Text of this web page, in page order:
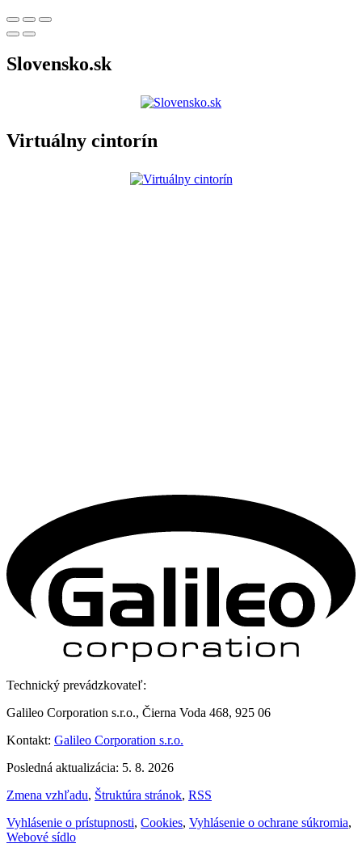
Slovensko.sk
Virtuálny cintorín
Technický prevádzkovateľ:
Galileo Corporation s.r.o., Čierna Voda 468, 925 06
Kontakt: Galileo Corporation s.r.o.
Posledná aktualizácia: 5. 8. 2026
Zmena vzhľadu, Štruktúra stránok, RSS
Vyhlásenie o prístupnosti, Cookies, Vyhlásenie o ochrane súkromia,
Webové sídlo